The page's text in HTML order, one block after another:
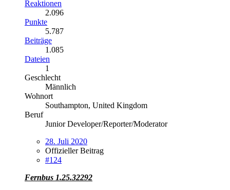
Reaktionen
2.096
Punkte
5.787
Beiträge
1.085
Dateien
1
Geschlecht
Männlich
Wohnort
Southampton, United Kingdom
Beruf
Junior Developer/Reporter/Moderator
28. Juli 2020
Offizieller Beitrag
#124
Fernbus 1.25.32292